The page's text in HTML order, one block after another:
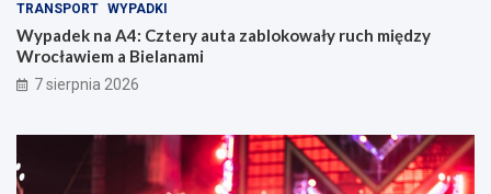
TRANSPORT WYPADKI
Wypadek na A4: Cztery auta zablokowały ruch między
Wrocławiem a Bielanami
7 sierpnia 2026